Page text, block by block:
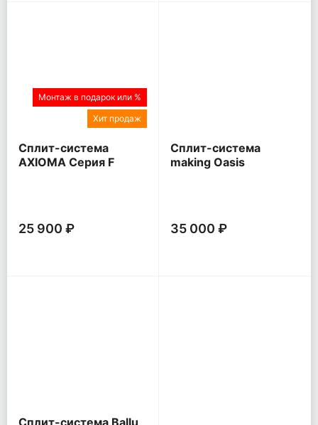
Монтаж в подарок или %
Хит продаж
Сплит-система
AXIOMA Серия F
25 900 ₽
Сплит-система
making Oasis
35 000 ₽